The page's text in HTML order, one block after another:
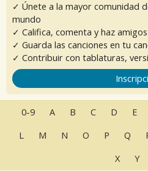
✓ Únete a la mayor comunidad
mundo
✓ Califica, comenta y haz amigos
✓ Guarda las canciones en tu
✓ Contribuir con tablaturas,
0-9 A B C D E
L
M N O P Q
X
Y